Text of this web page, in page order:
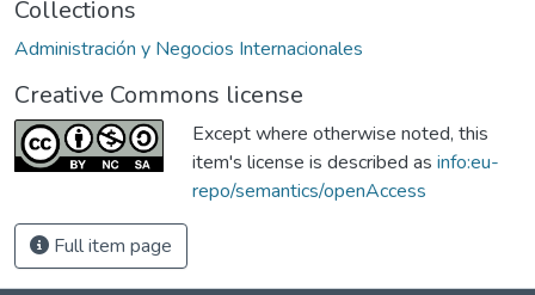
Collections
Administración y Negocios Internacionales
Creative Commons license
Except where otherwise noted, this
item's license is described as info:eu-
repo/semantics/openAccess
Full item page